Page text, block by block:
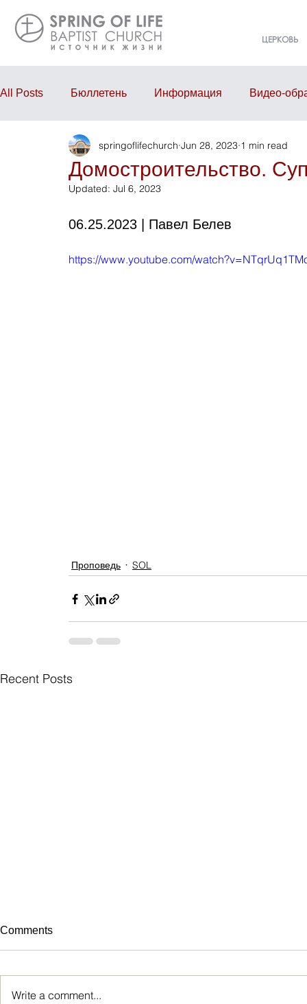
ЦЕРКОВЬ
All Posts Бюллетень Информация Видео-
Проповедь Годовой отчёт События
Домостроительство.
springoflifechurch Jun 28, 2023 1 min read
Updated: Jul 6, 2023
06.25.2023 | Павел Белев
https://www.youtube.com/
Проповедь SOL
Recent Posts
Comments
Write a comment...